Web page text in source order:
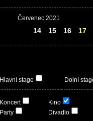
Červenec 2021
14 15 16 17
Hlavní stage Dolní
Koncert
Party
Kino
Divadlo